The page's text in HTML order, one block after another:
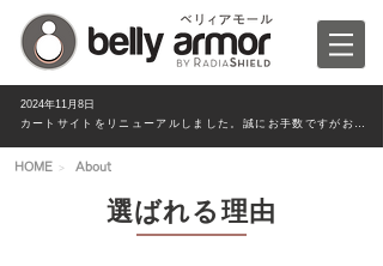
2024年11月8日
カートサイトをリニューアルしました。誠にお手数ですがお客様情報は新たにご入力ください。
HOME > About
選ばれる理由